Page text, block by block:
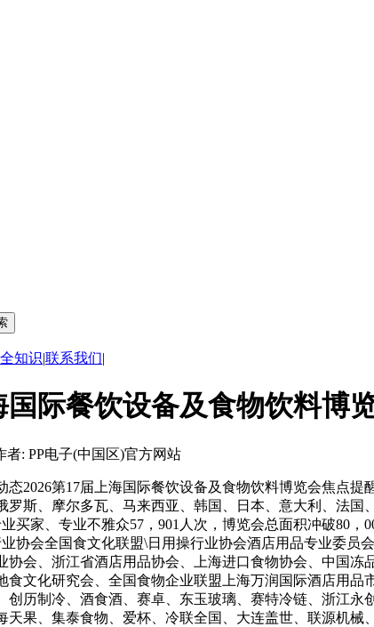
知识|联系我们|
国际餐饮设备及食物饮料博
: PP电子(中国区)官方网站
第17届上海国际餐饮设备及食物饮料博览会焦点提
罗斯、摩尔多瓦、马来西亚、韩国、日本、意大利、法
买家、专业不雅众57，901人次，博览会总面积冲破80
协会全国食文化联盟\日用操行业协会酒店用品专业委
协会、浙江省酒店用品协会、上海进口食物协会、中国
食文化研究会、全国食物企业联盟上海万润国际酒店用
创历制冷、酒食酒、赛卓、东玉玻璃、赛特冷链、浙江
天果、集泰食物、爱杯、冷联全国、大连盖世、联源机